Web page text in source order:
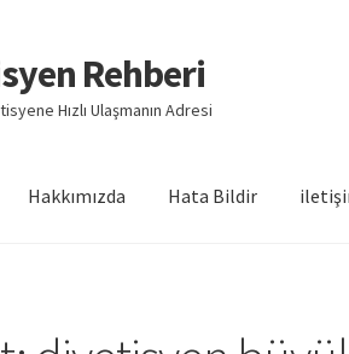
Rehberi
Hızlı Ulaşmanın Adresi
Hakkımızda Hata Bildir